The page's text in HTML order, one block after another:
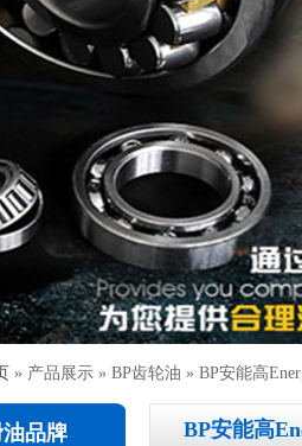
» 产品展示 » BP齿轮油 » BP安能高
品牌 BP安能高